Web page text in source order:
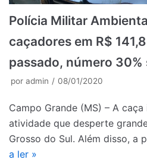
Polícia Militar
caçadores em R$
passado, número 30%
por admin 08/01/2020
Campo Grande (MS) – A
atividade que desperte
Grosso do Sul. Além disso, a
a ler »